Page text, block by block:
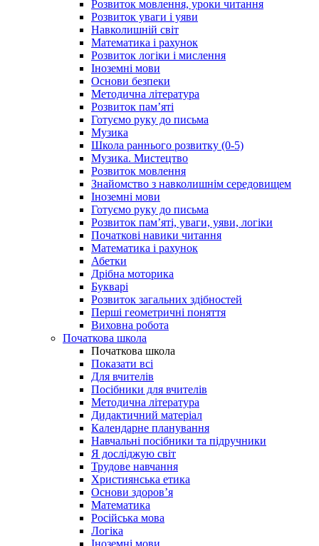
Розвиток мовлення, уроки читання
Розвиток уваги і уяви
Навколишній світ
Математика і рахунок
Розвиток логіки і мислення
Іноземні мови
Основи безпеки
Методична література
Розвиток пам’яті
Готуємо руку до письма
Музика
Школа раннього розвитку (0-5)
Музика. Мистецтво
Розвиток мовлення
Знайомство з навколишнім середовищем
Іноземні мови
Готуємо руку до письма
Розвиток пам’яті, уваги, уяви, логіки
Початкові навики читання
Математика і рахунок
Абетки
Дрібна моторика
Букварі
Розвиток загальних здібностей
Перші геометричні поняття
Виховна робота
Початкова школа
Початкова школа
Показати всі
Для вчителів
Посібники для вчителів
Методична література
Дидактичний матеріал
Календарне планування
Навчальні посібники та підручники
Я досліджую світ
Трудове навчання
Християнська етика
Основи здоров’я
Математика
Російська мова
Логіка
Іноземні мови